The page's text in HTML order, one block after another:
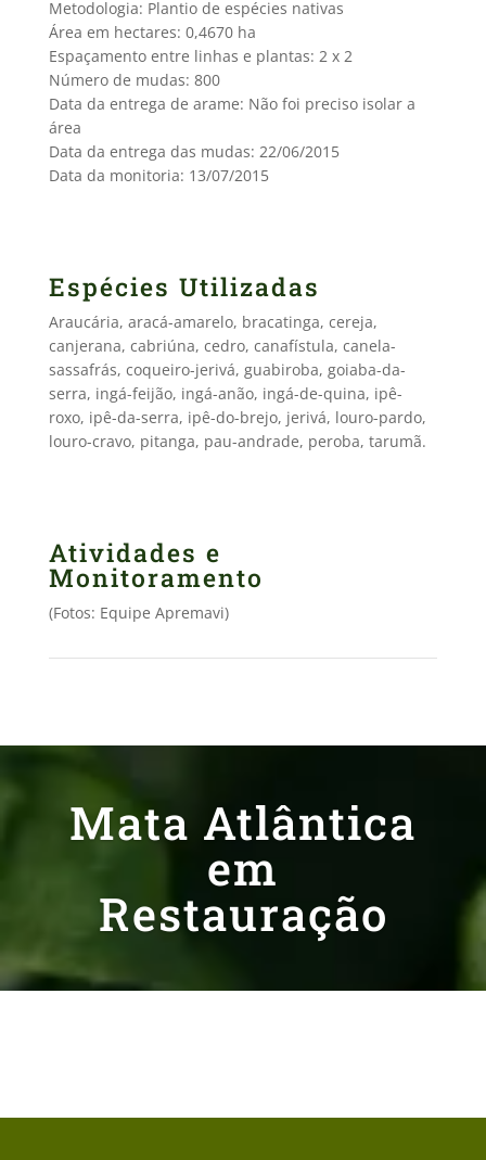
Metodologia: Plantio de espécies nativas
Área em hectares: 0,4670 ha
Espaçamento entre linhas e plantas: 2 x 2
Número de mudas: 800
Data da entrega de arame: Não foi preciso isolar a
área
Data da entrega das mudas: 22/06/2015
Data da monitoria: 13/07/2015
Espécies Utilizadas
Araucária, aracá-amarelo, bracatinga, cereja,
canjerana, cabriúna, cedro, canafístula, canela-
sassafrás, coqueiro-jerivá, guabiroba, goiaba-da-
serra, ingá-feijão, ingá-anão, ingá-de-quina, ipê-
roxo, ipê-da-serra, ipê-do-brejo, jerivá, louro-pardo,
louro-cravo, pitanga, pau-andrade, peroba, tarumã.
Atividades e
Monitoramento
(Fotos: Equipe Apremavi)
Mata Atlântica
em
Restauração